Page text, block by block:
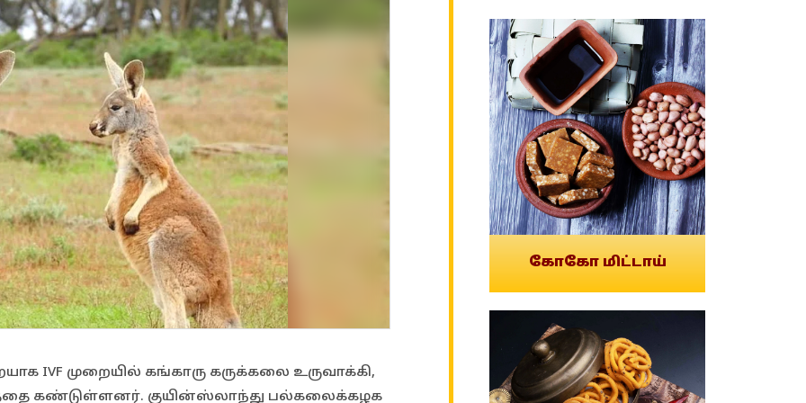
IVF முறையில் கங்காரு கருக்கலை உருவாக்கி,
கண்டுள்ளனர். குயின்ஸ்லாந்து பல்கலைக்கழக
கோகோ மிட்டாய்